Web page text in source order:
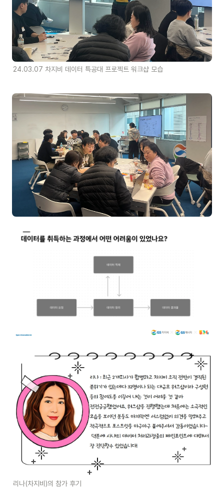
24.03.07 차지비 데이터 특공대 프로젝트 워크샵 모습
리나(차지비)의 참가 후기